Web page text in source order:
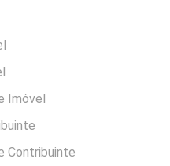
Imóvel
Contribuinte